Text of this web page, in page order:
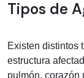
Tipos de
Existen distintos
estructura
pulmón, corazón